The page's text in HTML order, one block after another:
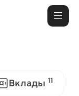
Вклады 11